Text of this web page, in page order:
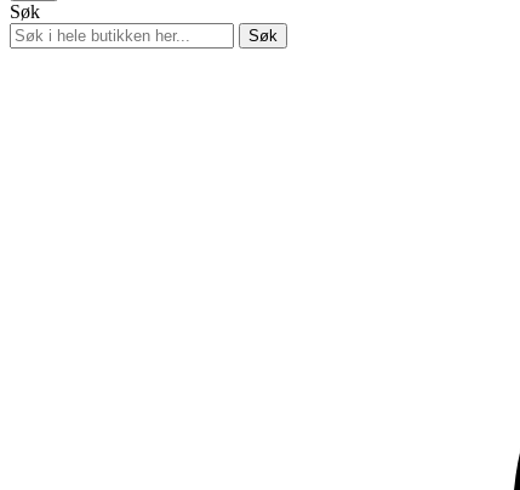
Søk
Søk